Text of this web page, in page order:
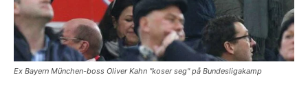
Ex Bayern München-boss Oliver Kahn "koser seg" på Bundesligakamp